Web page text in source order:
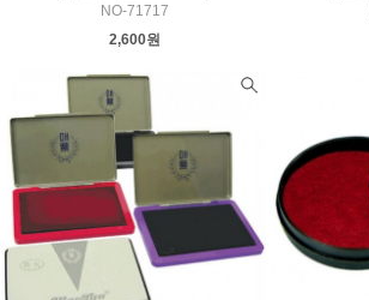
NO-71717
2,600원